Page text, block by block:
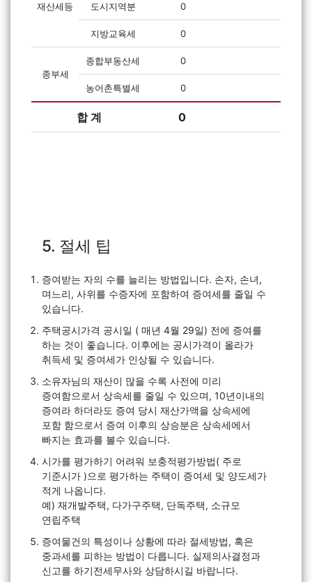
재산세등 도시지역분 0
지방교육세 0
종부세
종합부동산세 0
농어촌특별세 0
합 계 0
5. 절세 팁
증여받는 자의 수를 늘리는 방법입니다. 손자, 손녀,
며느리, 사위를 수증자에 포함하여 증여세를 줄일 수
있습니다.
주택공시가격 공시일 ( 매년 4월 29일) 전에 증여를
하는 것이 좋습니다. 이후에는 공시가격이 올라가
취득세 및 증여세가 인상될 수 있습니다.
소유자님의 재산이 많을 수록 사전에 미리
증여함으로서 상속세를 줄일 수 있으며, 10년이내의
증여라 하더라도 증여 당시 재산가액을 상속세에
포함 함으로서 증여 이후의 상승분은 상속세에서
빠지는 효과를 볼수 있습니다.
시가를 평가하기 어려워 보충적평가방법( 주로
기준시가 )으로 평가하는 주택이 증여세 및 양도세가
적게 나옵니다.
예) 재개발주택, 다가구주택, 단독주택, 소규모
연립주택
증여물건의 특성이나 상황에 따라 절세방법, 혹은
중과세를 피하는 방법이 다릅니다. 실제의사결정과
신고를 하기전세무사와 상담하시길 바랍니다.